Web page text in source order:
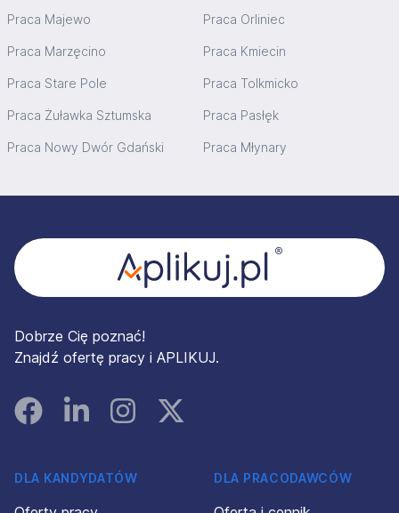
Praca Majewo Praca Orliniec
Praca Marzęcino Praca Kmiecin
Praca Stare Pole Praca Tolkmicko
Praca Żuławka Sztumska Praca Pasłęk
Praca Nowy Dwór Gdański Praca Młynary
Dobrze Cię poznać!
Znajdź ofertę pracy i APLIKUJ.
FacebookLinked InInstagramInstagram
DLA KANDYDATÓW DLA PRACODAWCÓW